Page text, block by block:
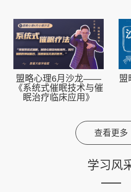
盟略心理6月沙龙——
《系统式催眠技术与催
眠治疗临床应用》
盟
查看更多
学习风